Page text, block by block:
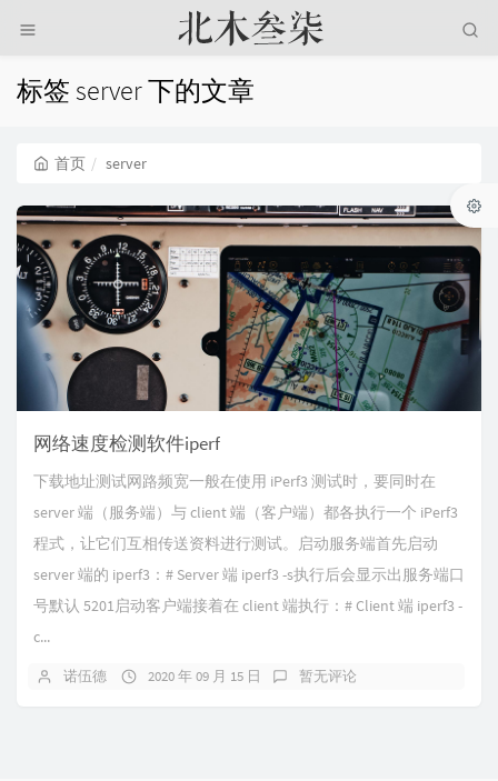
标签 server 下的文章
首页 server
网络速度检测软件iperf
下载地址测试网路频宽一般在使用 iPerf3 测试时，要同时在
server 端（服务端）与 client 端（客户端）都各执行一个 iPerf3
程式，让它们互相传送资料进行测试。启动服务端首先启动
server 端的 iperf3：# Server 端 iperf3 -s执行后会显示出服务端口
号默认 5201启动客户端接着在 client 端执行：# Client 端 iperf3 -
c...
诺伍德 2020 年 09 月 15 日 暂无评论